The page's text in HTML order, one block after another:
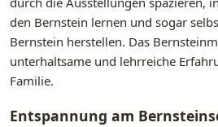
den Bernstein lernen und sogar
Bernstein herstellen. Das
unterhaltsame und lehrreiche
Familie.
Entspannung am